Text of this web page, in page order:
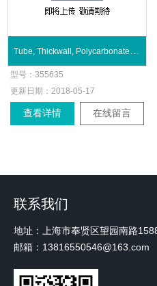
型号：355635
更新日期： 2018-05-17
查看详情 在线留言
联系我们
邮箱：13816550546@163.com